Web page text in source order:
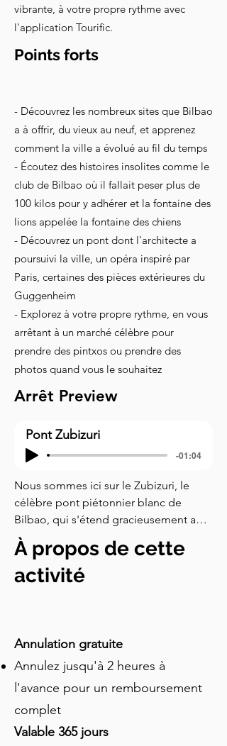
vibrante, à votre propre rythme avec
l'application Tourific.
Points forts
- Découvrez les nombreux sites que Bilbao
a à offrir, du vieux au neuf, et apprenez
comment la ville a évolué au fil du temps
- Écoutez des histoires insolites comme le
club de Bilbao où il fallait peser plus de
100 kilos pour y adhérer et la fontaine des
lions appelée la fontaine des chiens
- Découvrez un pont dont l'architecte a
poursuivi la ville, un opéra inspiré par
Paris, certaines des pièces extérieures du
Guggenheim
- Explorez à votre propre rythme, en vous
arrêtant à un marché célèbre pour
prendre des pintxos ou prendre des
photos quand vous le souhaitez
Arrêt Preview
Pont Zubizuri
-01:04
Nous sommes ici sur le Zubizuri, le
célèbre pont piétonnier blanc de
Bilbao, qui s'étend gracieusement au-
dessus du fleuve Nervión. Zubi zuri
signifie pont blanc en basque. Le pont
se courbe doucement au-dessus de
l'eau, avec de hauts câbles blancs qui
par Santiago Calatrava, l'architecte
espagnol célèbre pour faire paraître
l'acier et le béton presque vivants.
Regardez autour de vous et profitez de
la vue. Devant, vous apercevrez les
courbes brillantes du musée
Guggenheim et les tours jumelles en
À propos de cette
activité
Annulation gratuite
Annulez jusqu'à 2 heures à
l'avance pour un remboursement
complet
Valable 365 jours